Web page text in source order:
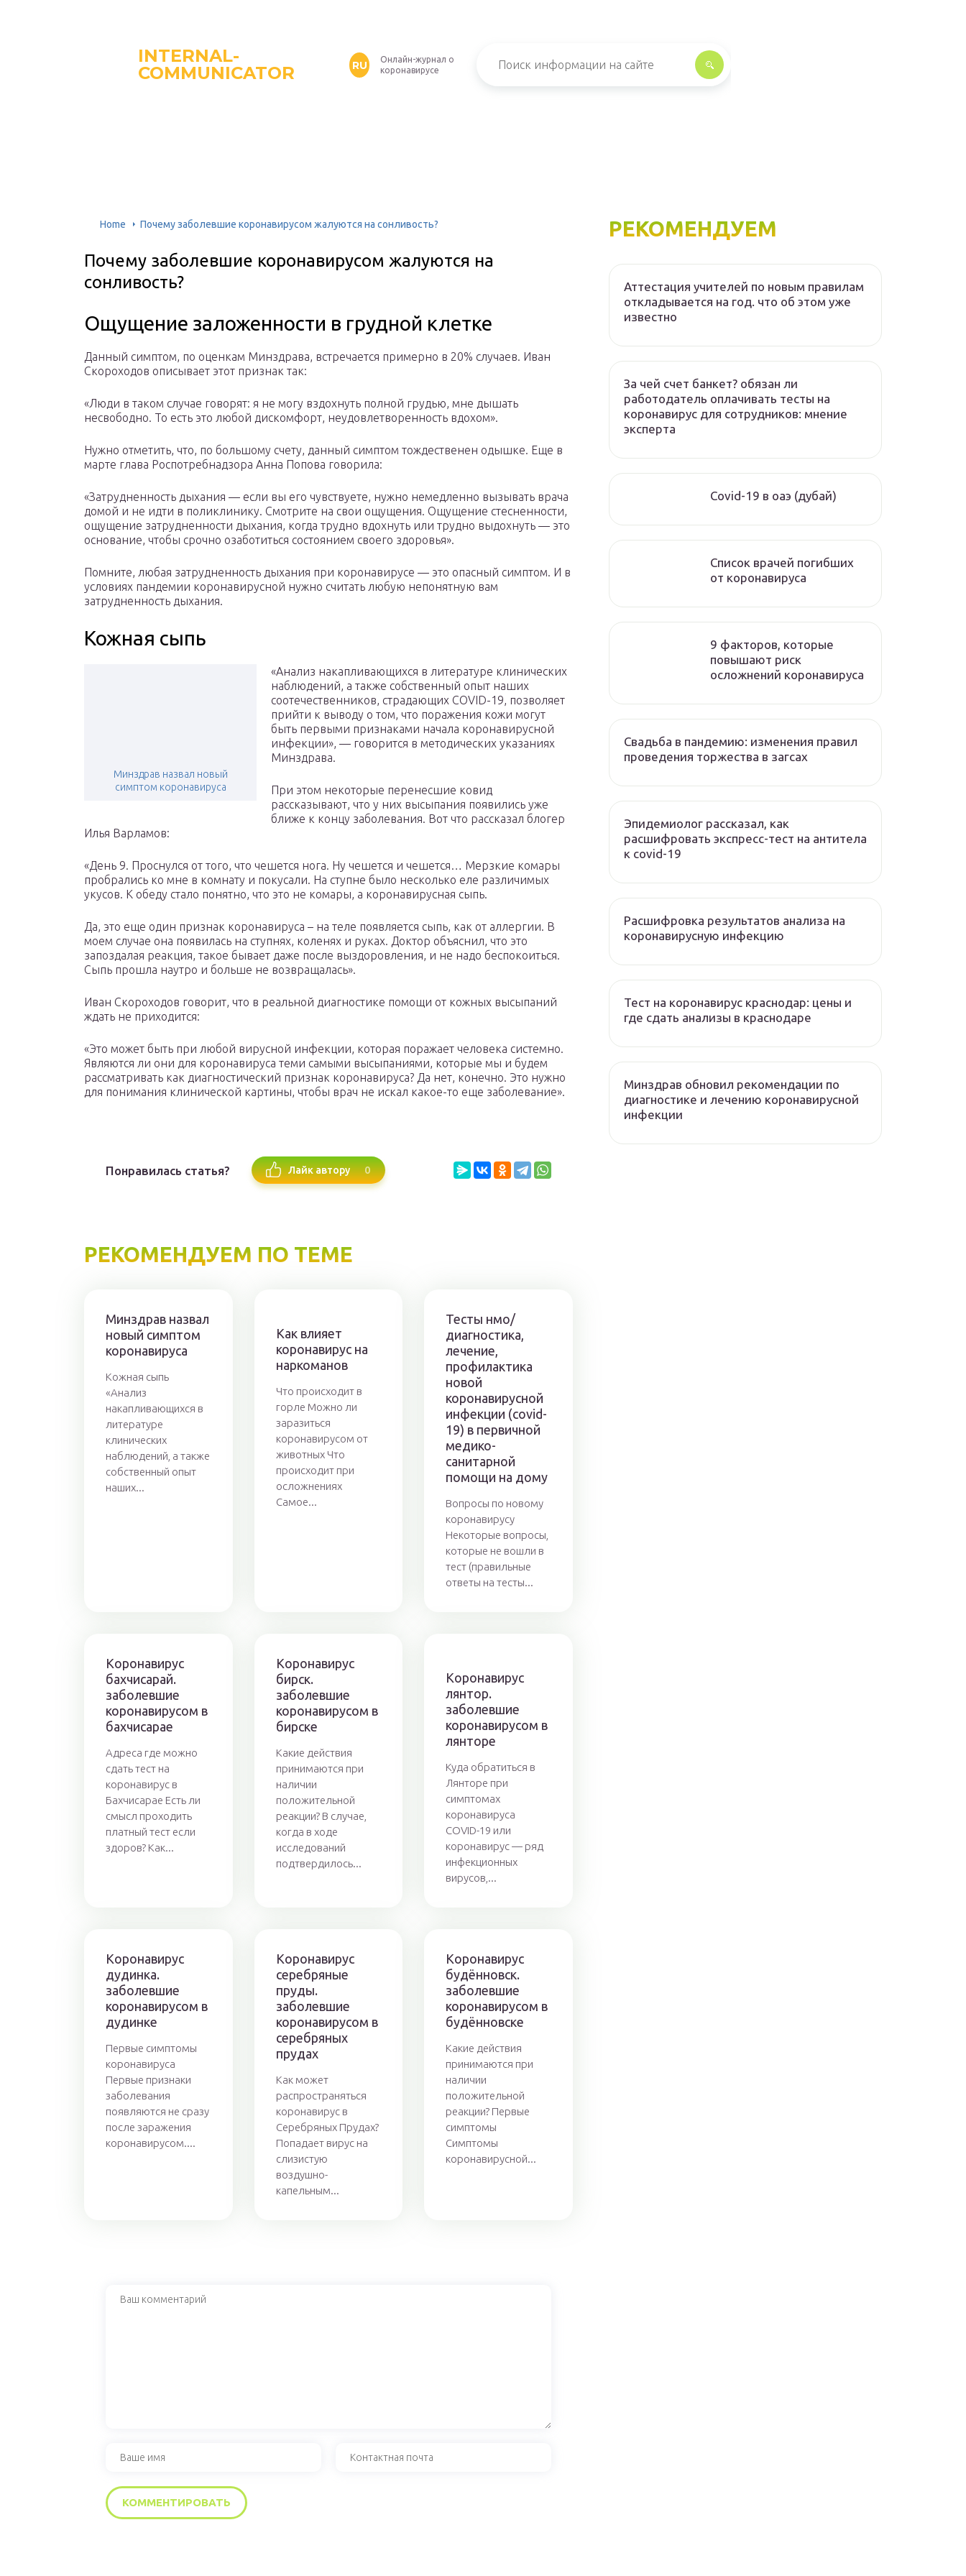
INTERNAL-
COMMUNICATOR
RU
Онлайн-журнал о
коронавирусе
Home Почему заболевшие коронавирусом жалуются на сонливость?
Почему заболевшие коронавирусом жалуются на
сонливость?
Ощущение заложенности в грудной клетке
Данный симптом, по оценкам Минздрава, встречается примерно в 20% случаев. Иван
Скороходов описывает этот признак так:
«Люди в таком случае говорят: я не могу вздохнуть полной грудью, мне дышать
несвободно. То есть это любой дискомфорт, неудовлетворенность вдохом».
Нужно отметить, что, по большому счету, данный симптом тождественен одышке. Еще в
марте глава Роспотребнадзора Анна Попова говорила:
«Затрудненность дыхания — если вы его чувствуете, нужно немедленно вызывать врача
домой и не идти в поликлинику. Смотрите на свои ощущения. Ощущение стесненности,
ощущение затрудненности дыхания, когда трудно вдохнуть или трудно выдохнуть — это
основание, чтобы срочно озаботиться состоянием своего здоровья».
Помните, любая затрудненность дыхания при коронавирусе — это опасный симптом. И в
условиях пандемии коронавирусной нужно считать любую непонятную вам
затрудненность дыхания.
Кожная сыпь
Минздрав назвал новый
симптом коронавируса
«Анализ накапливающихся в литературе клинических
наблюдений, а также собственный опыт наших
соотечественников, страдающих COVID-19, позволяет
прийти к выводу о том, что поражения кожи могут
быть первыми признаками начала коронавирусной
инфекции», — говорится в методических указаниях
Минздрава.
При этом некоторые перенесшие ковид
рассказывают, что у них высыпания появились уже
ближе к концу заболевания. Вот что рассказал блогер
Илья Варламов:
«День 9. Проснулся от того, что чешется нога. Ну чешется и чешется… Мерзкие комары
пробрались ко мне в комнату и покусали. На ступне было несколько еле различимых
укусов. К обеду стало понятно, что это не комары, а коронавирусная сыпь.
Да, это еще один признак коронавируса – на теле появляется сыпь, как от аллергии. В
моем случае она появилась на ступнях, коленях и руках. Доктор объяснил, что это
запоздалая реакция, такое бывает даже после выздоровления, и не надо беспокоиться.
Сыпь прошла наутро и больше не возвращалась».
Иван Скороходов говорит, что в реальной диагностике помощи от кожных высыпаний
ждать не приходится:
«Это может быть при любой вирусной инфекции, которая поражает человека системно.
Являются ли они для коронавируса теми самыми высыпаниями, которые мы и будем
рассматривать как диагностический признак коронавируса? Да нет, конечно. Это нужно
для понимания клинической картины, чтобы врач не искал какое-то еще заболевание».
Понравилась статья? Лайк автору 0
РЕКОМЕНДУЕМ ПО ТЕМЕ
Минздрав назвал
новый симптом
коронавируса
Кожная сыпь
«Анализ
накапливающихся в
литературе
клинических
наблюдений, а также
собственный опыт
наших...
Как влияет
коронавирус на
наркоманов
Что происходит в
горле Можно ли
заразиться
коронавирусом от
животных Что
происходит при
осложнениях
Самое...
Тесты нмо/
диагностика,
лечение,
профилактика
новой
коронавирусной
инфекции (covid-
19) в первичной
медико-
санитарной
помощи на дому
Вопросы по новому
коронавирусу
Некоторые вопросы,
которые не вошли в
тест (правильные
ответы на тесты...
Коронавирус
бахчисарай.
заболевшие
коронавирусом в
бахчисарае
Адреса где можно
сдать тест на
коронавирус в
Бахчисарае Есть ли
смысл проходить
платный тест если
здоров? Как...
Коронавирус
бирск.
заболевшие
коронавирусом в
бирске
Какие действия
принимаются при
наличии
положительной
реакции? В случае,
когда в ходе
исследований
подтвердилось...
Коронавирус
лянтор.
заболевшие
коронавирусом в
лянторе
Куда обратиться в
Лянторе при
симптомах
коронавируса
COVID-19 или
коронавирус — ряд
инфекционных
вирусов,...
Коронавирус
дудинка.
заболевшие
коронавирусом в
дудинке
Первые симптомы
коронавируса
Первые признаки
заболевания
появляются не сразу
после заражения
коронавирусом....
Коронавирус
серебряные
пруды.
заболевшие
коронавирусом в
серебряных
прудах
Как может
распространяться
коронавирус в
Серебряных Прудах?
Попадает вирус на
слизистую
воздушно-
капельным...
Коронавирус
будённовск.
заболевшие
коронавирусом в
будённовске
Какие действия
принимаются при
наличии
положительной
реакции? Первые
симптомы
Симптомы
коронавирусной...
РЕКОМЕНДУЕМ
Аттестация учителей по новым правилам
откладывается на год. что об этом уже
известно
За чей счет банкет? обязан ли
работодатель оплачивать тесты на
коронавирус для сотрудников: мнение
эксперта
Covid-19 в оаэ (дубай)
Список врачей погибших
от коронавируса
9 факторов, которые
повышают риск
осложнений коронавируса
Свадьба в пандемию: изменения правил
проведения торжества в загсах
Эпидемиолог рассказал, как
расшифровать экспресс-тест на антитела
к covid-19
Расшифровка результатов анализа на
коронавирусную инфекцию
Тест на коронавирус краснодар: цены и
где сдать анализы в краснодаре
Минздрав обновил рекомендации по
диагностике и лечению коронавирусной
инфекции